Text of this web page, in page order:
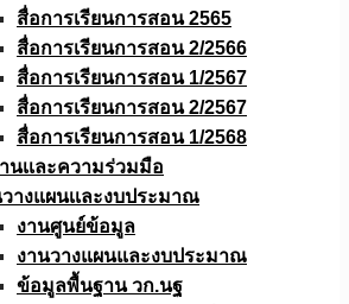
สื่อการเรียนการสอน 2565
สื่อการเรียนการสอน 2/2566
สื่อการเรียนการสอน 1/2567
สื่อการเรียนการสอน 2/2567
สื่อการเรียนการสอน 1/2568
นเเละความร่วมมือ
างแผนเเละงบประมาณ
งานศูนย์ข้อมูล
งานวางแผนและงบประมาณ
ข้อมูลพื้นฐาน วก.นฐ